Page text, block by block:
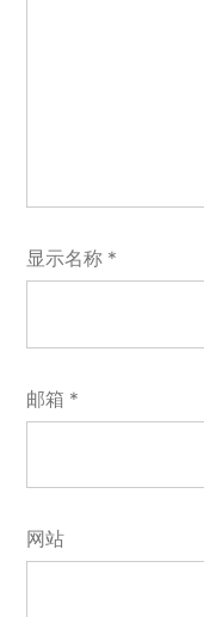
显示名称 *
邮箱 *
网站